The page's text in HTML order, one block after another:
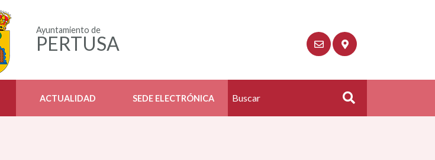
Ayuntamiento de
PERTUSA
ACTUALIDAD SEDE ELECTRÓNICA Buscar